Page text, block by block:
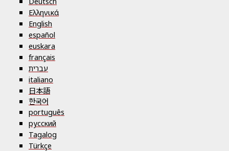
Ελληνικά
English
español
euskara
français
עברית
italiano
日本語
한국어
português
русский
Tagalog
Türkçe